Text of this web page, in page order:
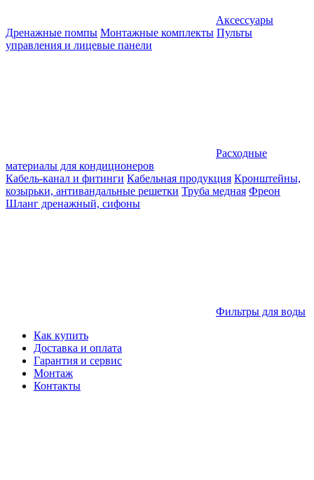
Аксессуары
Дренажные помпы Монтажные комплекты Пульты
управления и лицевые панели
Расходные
материалы для кондиционеров
Кабель-канал и фитинги Кабельная продукция Кронштейны,
козырьки, антивандальные решетки Труба медная Фреон
Шланг дренажный, сифоны
Фильтры для воды
Как купить
Доставка и оплата
Гарантия и сервис
Монтаж
Контакты